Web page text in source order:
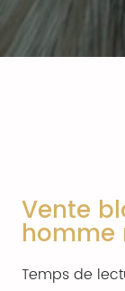
Vente
homme
Temps de